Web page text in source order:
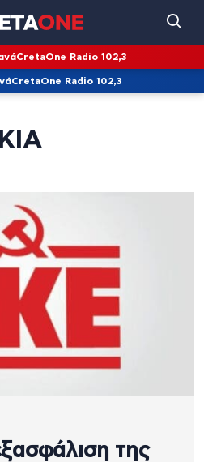
CretaOne Radio 102,3
CretaOne Radio 102,3
της